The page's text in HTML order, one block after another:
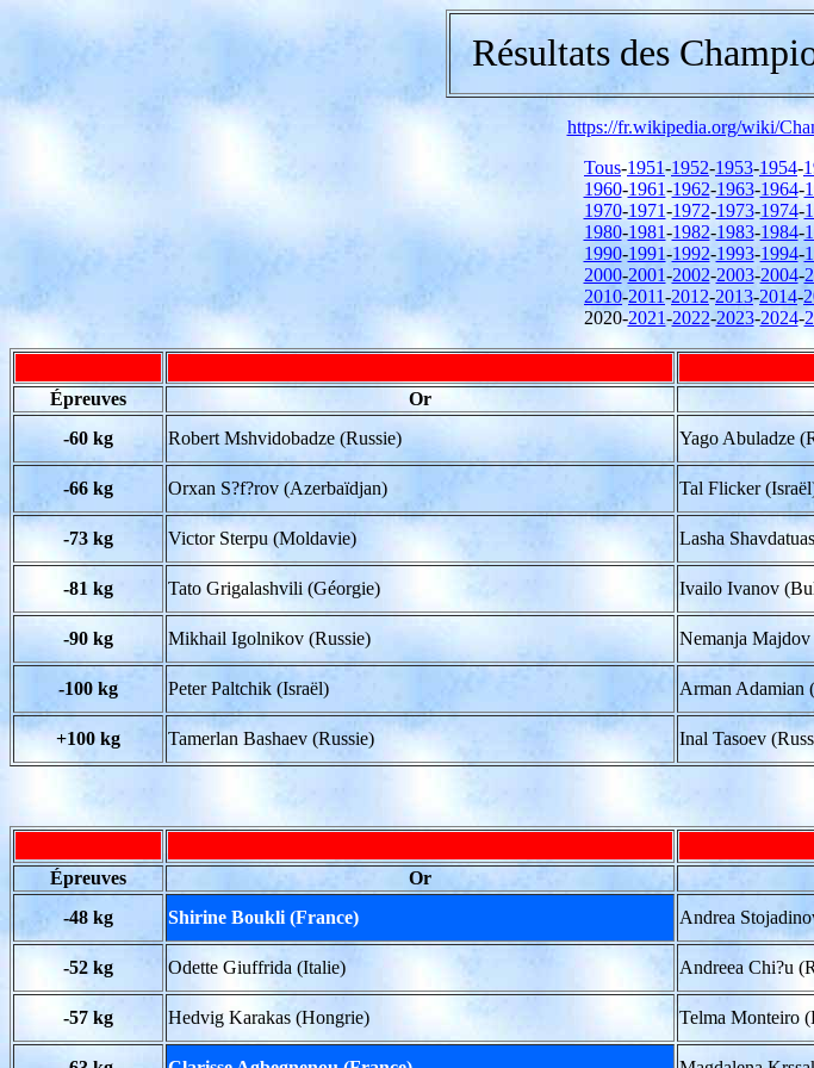
Résultats des
https://fr.wikipedia.org/wiki/
Tous-1951-1952-1953-1954-
1960-1961-1962-1963-1964-
1970-1971-1972-1973-1974-
1980-1981-1982-1983-1984-
1990-1991-1992-1993-1994-
2000-2001-2002-2003-2004-
2010-2011-2012-2013-2014-
2020-2021-2022-2023-2024-
Épreuves Or
-60 kg
Robert Mshvidobadze (Russie) Yago Abuladze
-66 kg
Orxan S?f?rov (Azerbaïdjan) Tal Flicker
-73 kg
Victor Sterpu (Moldavie) Lasha
-81 kg
Tato Grigalashvili (Géorgie) Ivailo Ivanov
-90 kg
Mikhail Igolnikov (Russie) Nemanja Majdov
-100 kg
Peter Paltchik (Israël) Arman Adamian
+100 kg
Tamerlan Bashaev (Russie) Inal Tasoev
Épreuves Or
-48 kg
Shirine Boukli (France) Andrea
-52 kg
Odette Giuffrida (Italie) Andreea Chi?u
-57 kg
Hedvig Karakas (Hongrie) Telma Monteiro